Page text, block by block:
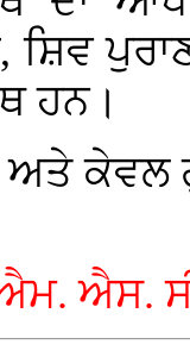
ਸ਼ਿਵ
ਹਨ।
ਕੇਵਲ
ਐਸ.